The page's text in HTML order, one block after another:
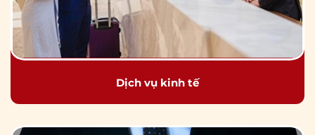
Dịch vụ kinh tế